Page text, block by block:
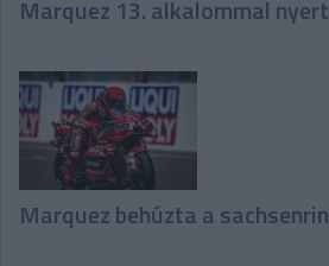
Marquez 13. alkalommal
Marquez behúzta a